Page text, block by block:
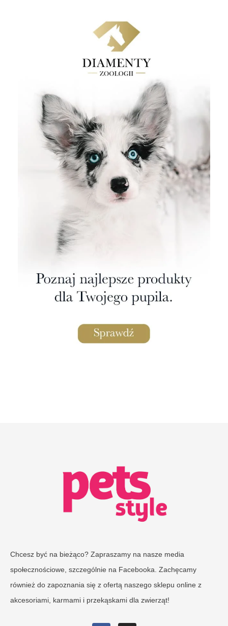
Chcesz być na bieżąco? Zapraszamy na nasze media
społecznościowe, szczególnie na Facebooka. Zachęcamy
również do zapoznania się z ofertą naszego sklepu online z
akcesoriami, karmami i przekąskami dla zwierząt!